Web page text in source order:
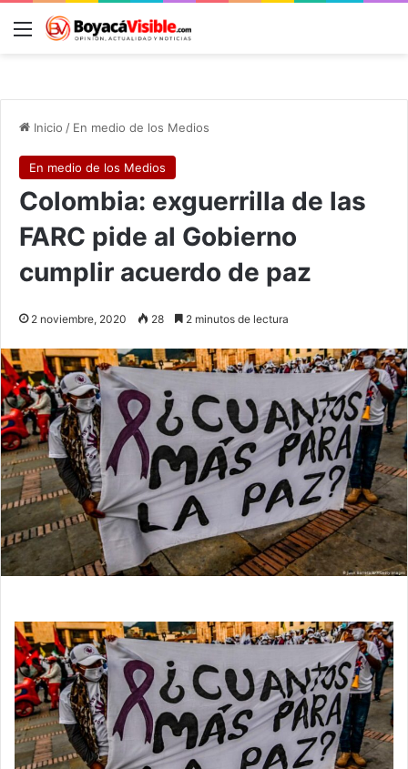
Menú
Inicio / En medio de los Medios
En medio de los Medios
Colombia: exguerrilla de las
FARC pide al Gobierno
cumplir acuerdo de paz
2 noviembre, 2020 28 2 minutos de lectura